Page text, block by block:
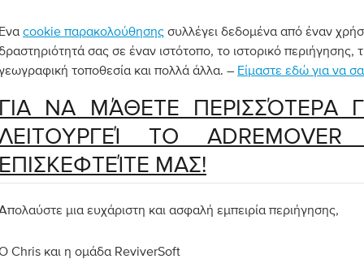
cookie παρακολούθησης συλλέγει δεδομένα από έναν
σας σε έναν ιστότοπο, το ιστορικό περιήγησης,
τοποθεσία και πολλά άλλα. – Είμαστε εδώ για να
ΝΑ ΜΆΘΕΤΕ ΠΕΡΙΣΣΌΤΕΡΑ
ΤΟ
ΜΑΣ!
μια ευχάριστη και ασφαλή εμπειρία περιήγησης,
Chris και η ομάδα ReviverSoft